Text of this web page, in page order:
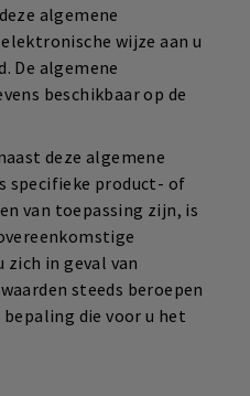
algemene
wijze aan u
De algemene
beschikbaar op de
deze algemene
specifieke product- of
van toepassing zijn, is
zich in geval van
steeds beroepen
die voor u het